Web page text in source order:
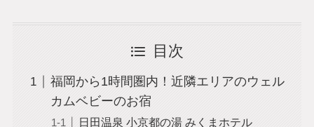
目次
福岡から1時間圏内！近隣エリアのウェル
カムベビーのお宿
日田温泉 小京都の湯 みくまホテル